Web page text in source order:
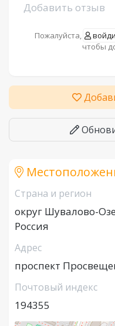
Добавить отзыв
Пожалуйста,
чтобы
Страна и регион
округ Шувалово-
Россия
Адрес
проспект
Почтовый индекс
194355